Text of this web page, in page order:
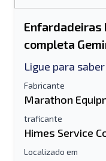
Enfardadeiras
completa
Ligue para
Fabricante
Marathon
traficante
Himes Service
Localizado em